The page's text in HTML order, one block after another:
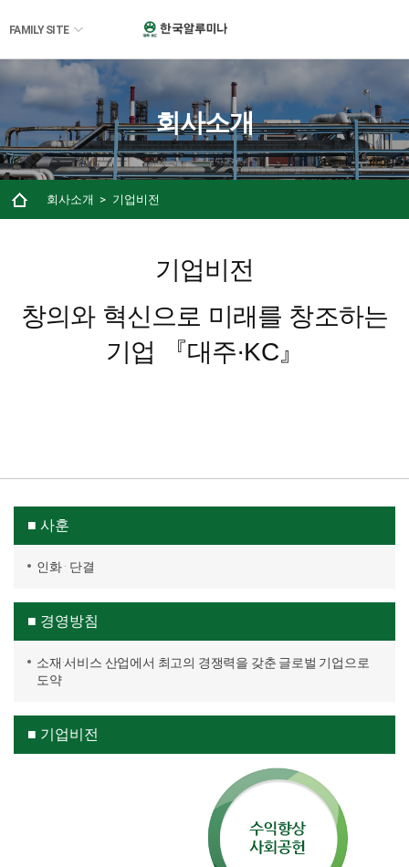
FAMILY SITE
회사소개
회사소개 기업비전
기업비전
창의와 혁신으로 미래를 창조하는
기업 『대주·KC』
■ 사훈
인화 · 단결
■ 경영방침
소재·서비스 산업에서 최고의 경쟁력을 갖춘 글로벌 기업으로
도약
■ 기업비전